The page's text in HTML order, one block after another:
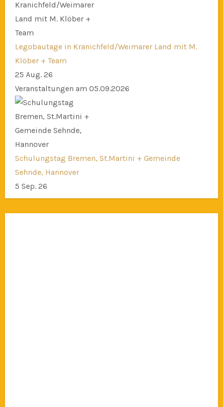
Legobautage in Kranichfeld/Weimarer Land mit M.
Klöber + Team
25 Aug. 26
Veranstaltungen am 05.09.2026
Schulungstag Bremen, St.Martini + Gemeinde
Sehnde, Hannover
5 Sep. 26